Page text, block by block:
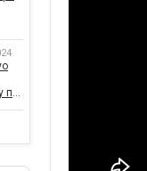
по